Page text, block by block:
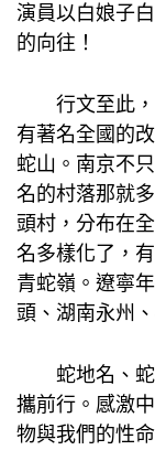
演員以白娘子
的向往！
行文至此
有著名全國的
蛇山。南京不
名的村落那就
頭村，分布在
名多樣化了，
青蛇嶺。遼寧
頭、湖南永州
蛇地名、
攜前行。感激
物與我們的性